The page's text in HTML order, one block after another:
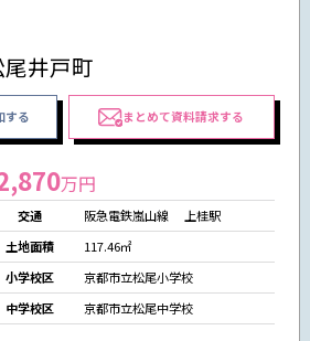
井戸町
する まとめて資料請求する
万円
交通
阪急電鉄嵐山線 上桂駅
土地面積
117.46㎡
小学校区
京都市立松尾小学校
中学校区
京都市立松尾中学校